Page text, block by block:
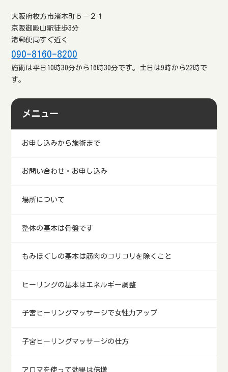
住所 電話番号 志望理由・相談
セ
大阪府枚方市渚本町５－２１
京阪御殿山駅徒歩3分
渚郵便局すぐ近く
090-8160-8200
施術は平日10時30分から16時30分です。土日は9時から22時で
す。
メニュー
お申し込みから施術まで
お問い合わせ・お申し込み
場所について
整体の基本は骨盤です
もみほぐしの基本は筋肉のコリコリを除くこと
ヒーリングの基本はエネルギー調整
子宮ヒーリングマッサージで女性力アップ
子宮ヒーリングマッサージの仕方
アロマを使って効果は倍増